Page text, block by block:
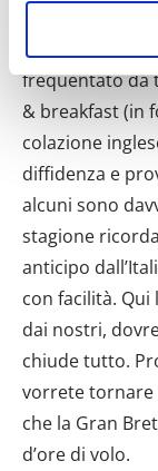
geografica,
attivamente
(impronte
Approfondisci
e imposta le tue
modificare o
dalla
Utilizziamo i
annunci, per
analizzare il
informazioni sul
nostri partner
nessuno pensi
Provate il
frequentato da
& breakfast (in
colazione
diffidenza e
alcuni sono
stagione
anticipo
con facilità.
dai nostri,
chiude tutto.
vorrete tornare
che la Gran
d’ore di volo.